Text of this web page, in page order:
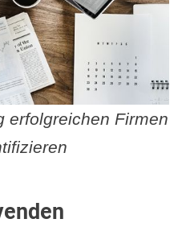
erfolgreichen Firmen